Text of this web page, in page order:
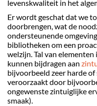
levenskwaliteit in het
Er wordt geschat dat we
doorbrengen, wat de
ondersteunende
bibliotheken om een
welzijn. Tal van
kunnen bijdragen aan
bijvoorbeeld zeer harde of
veroorzaakt door
ongewenste zintuiglijke
smaak).